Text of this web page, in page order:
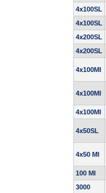
4x100SL
4x100SL
4x200SL
4x200SL
4x100MI
4x100MI
4x100MI
4x50SL
4x50 MI
100 MI
3000